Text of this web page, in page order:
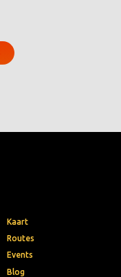
Kaart
Routes
Events
Blog